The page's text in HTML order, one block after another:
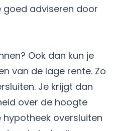
goed adviseren door
Ook dan kun je
van de lage rente. Zo
Je krijgt dan
over de hoogte
oversluiten